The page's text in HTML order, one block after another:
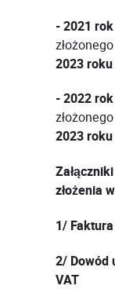
- 2021 rok
2023
- 2022 rok
2023
złożenia
1/
2/ Dowód
VAT